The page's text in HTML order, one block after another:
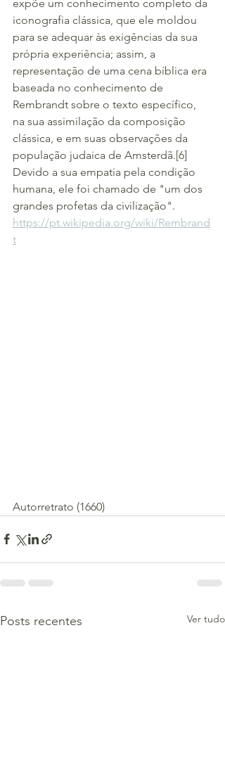
expõe um conhecimento completo da
iconografia clássica, que ele moldou
para se adequar às exigências da sua
própria experiência; assim, a
representação de uma cena bíblica era
baseada no conhecimento de
Rembrandt sobre o texto específico,
na sua assimilação da composição
clássica, e em suas observações da
população judaica de Amsterdã.[6]
Devido a sua empatia pela condição
humana, ele foi chamado de "um dos
grandes profetas da civilização".
https://pt.wikipedia.org/wiki/Rembrand
t
Autorretrato (1660)
Posts recentes Ver tudo